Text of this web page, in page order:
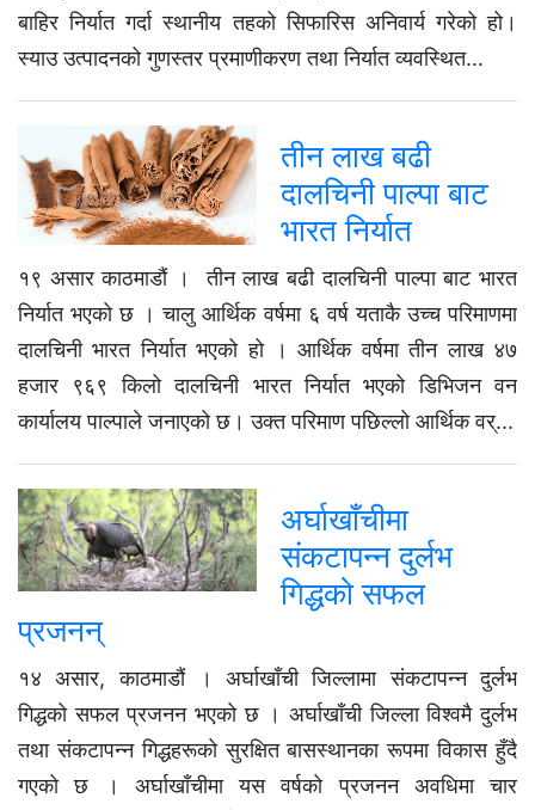
बाहिर निर्यात गर्दा स्थानीय तहको सिफारिस अनिवार्य गरेको हो।
स्याउ उत्पादनको गुणस्तर प्रमाणीकरण तथा निर्यात व्यवस्थित...
तीन लाख बढी
दालचिनी पाल्पा बाट
भारत निर्यात
१९ असार काठमाडौं । तीन लाख बढी दालचिनी पाल्पा बाट भारत
निर्यात भएको छ । चालु आर्थिक वर्षमा ६ वर्ष यताकै उच्च परिमाणमा
दालचिनी भारत निर्यात भएको हो । आर्थिक वर्षमा तीन लाख ४७
हजार ९६९ किलो दालचिनी भारत निर्यात भएको डिभिजन वन
कार्यालय पाल्पाले जनाएको छ। उक्त परिमाण पछिल्लो आर्थिक वर्...
अर्घाखाँचीमा
संकटापन्न दुर्लभ
गिद्धको सफल
प्रजनन्
१४ असार, काठमाडौं । अर्घाखाँची जिल्लामा संकटापन्न दुर्लभ
गिद्धको सफल प्रजनन भएको छ । अर्घाखाँची जिल्ला विश्वमै दुर्लभ
तथा संकटापन्न गिद्धहरूको सुरक्षित बासस्थानका रूपमा विकास हुँदै
गएको छ । अर्घाखाँचीमा यस वर्षको प्रजनन अवधिमा चार